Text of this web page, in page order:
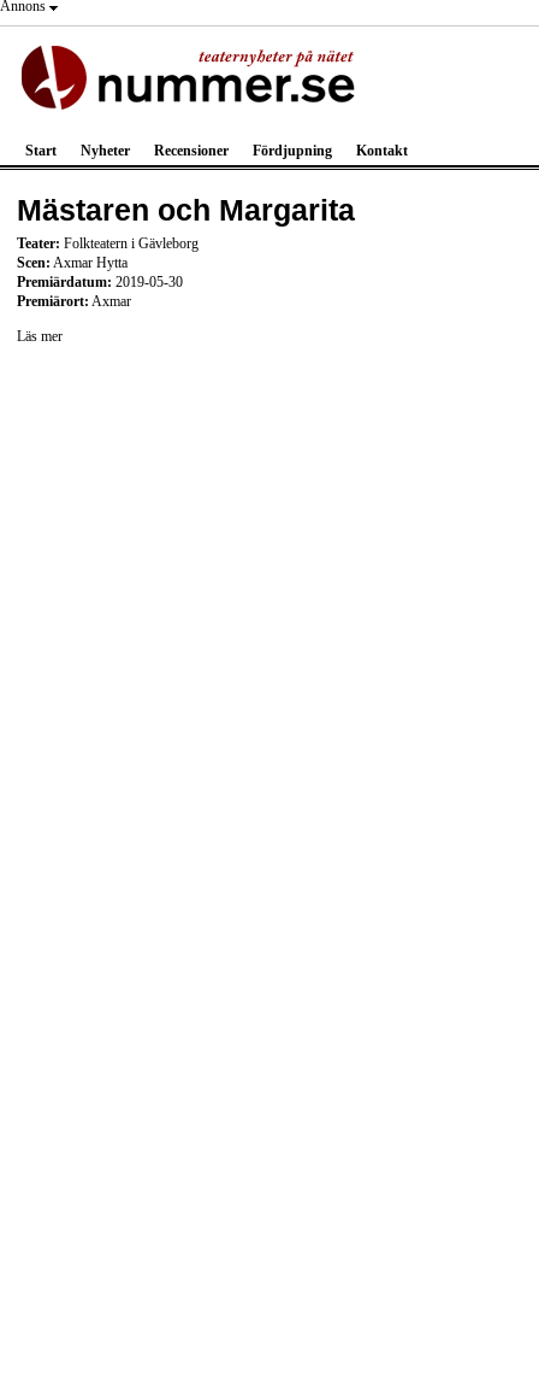
Annons
Start Nyheter Recensioner Fördjupning Kontakt
Mästaren och Margarita
Teater: Folkteatern i Gävleborg
Scen: Axmar Hytta
Premiärdatum: 2019-05-30
Premiärort: Axmar
Läs mer